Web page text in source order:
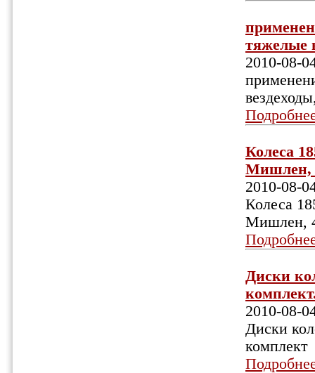
тяжелые
2010-08-
Колеса
Мишлен,
2010-08-
Колеса
Мишлен,
Диски
2010-08-
Диски
комплект